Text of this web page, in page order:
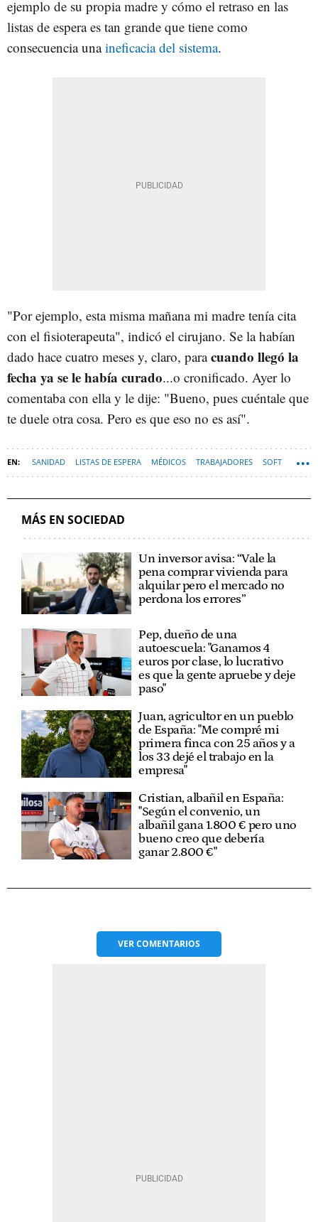
ejemplo de su propia madre y cómo el retraso en las
listas de espera es tan grande que tiene como
consecuencia unaineficacia del sistema.
"Por ejemplo, esta misma mañana mi madre tenía cita
con el fisioterapeuta", indicó el cirujano. Se la habían
dado hace cuatro meses y, claro, paracuando llegó la
fecha ya se le había curado...o cronificado. Ayer lo
comentaba con ella y le dije: "Bueno, pues cuéntale que
te duele otra cosa. Pero es que eso no es así".
SANIDAD LISTAS DE ESPERA MÉDICOS TRABAJADORES SOFT
MÁS EN SOCIEDAD
Un inversor avisa: “Vale la
pena comprar vivienda para
alquilar pero el mercado no
perdona los errores”
Pep, dueño de una
autoescuela: "Ganamos 4
euros por clase, lo lucrativo
es que la gente apruebe y deje
paso"
Juan, agricultor en un pueblo
de España: "Me compré mi
primera finca con 25 años y a
los 33 dejé el trabajo en la
empresa"
Cristian, albañil en España:
"Según el convenio, un
albañil gana 1.800 € pero uno
bueno creo que debería
ganar 2.800 €"
VERCOMENTARIOS